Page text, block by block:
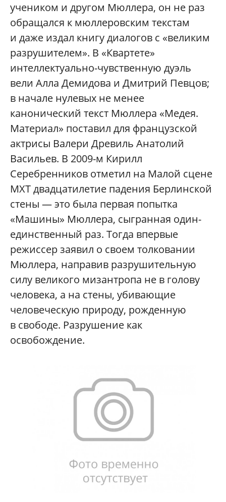
учеником и другом Мюллера, он не раз
обращался к мюллеровским текстам
и даже издал книгу диалогов с «великим
разрушителем». В «Квартете»
интеллектуально-чувственную дуэль
вели Алла Демидова и Дмитрий Певцов;
в начале нулевых не менее
канонический текст Мюллера «Медея.
Материал» поставил для французской
актрисы Валери Древиль Анатолий
Васильев. В 2009-м Кирилл
Серебренников отметил на Малой сцене
МХТ двадцатилетие падения Берлинской
стены — это была первая попытка
«Машины» Мюллера, сыгранная один-
единственный раз. Тогда впервые
режиссер заявил о своем толковании
Мюллера, направив разрушительную
силу великого мизантропа не в голову
человека, а на стены, убивающие
человеческую природу, рожденную
в свободе. Разрушение как
освобождение.